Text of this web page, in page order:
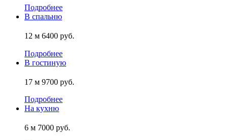
Подробнее
В спальню
12 м 6400 руб.
Подробнее
В гостиную
17 м 9700 руб.
Подробнее
На кухню
6 м 7000 руб.